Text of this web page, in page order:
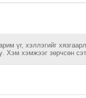
үг, хэллэгийг
Хэм хэмжээг зөрчсөн